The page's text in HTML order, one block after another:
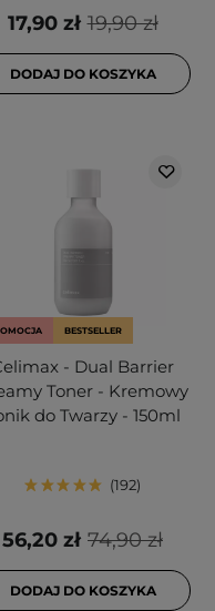
19,90 zł
17,90 zł
DODAJ DO KOSZYKA
BESTSELLER
- Dual Barrier
Toner - Kremowy
do Twarzy - 150ml
192
74,90 zł
56,20 zł
DODAJ DO KOSZYKA